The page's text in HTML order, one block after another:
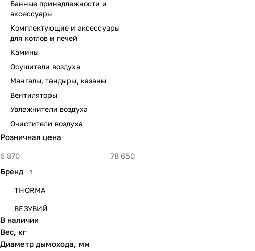
Банные принадлежности и
аксессуары
Комплектующие и аксессуары
для котлов и печей
Камины
Осушители воздуха
Мангалы, тандыры, казаны
Вентиляторы
Увлажнители воздуха
Очистители воздуха
Розничная цена
Бренд ?
THORMA
ВЕЗУВИЙ
В наличии
Вес, кг
Диаметр дымохода, мм